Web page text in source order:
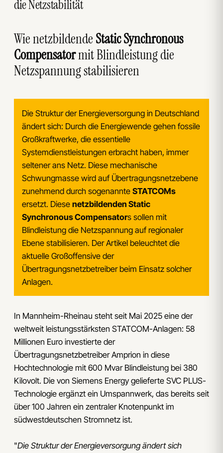
die Netzstabilität
Wie netzbildende Static Synchronous
Compensatormit Blindleistung die
Netzspannung stabilisieren
Die Struktur der Energieversorgung in Deutschland
ändert sich: Durch die Energiewende gehen fossile
Großkraftwerke, die essentielle
Systemdienstleistungen erbracht haben, immer
seltener ans Netz. Diese mechanische
Schwungmasse wird auf Übertragungsnetzebene
zunehmend durch sogenannte STATCOMs
ersetzt. Diese netzbildenden Static
Synchronous Compensators sollen mit
Blindleistung die Netzspannung auf regionaler
Ebene stabilisieren. Der Artikel beleuchtet die
aktuelle Großoffensive der
Übertragungsnetzbetreiber beim Einsatz solcher
Anlagen.
In Mannheim-Rheinau steht seit Mai 2025 eine der
weltweit leistungsstärksten STATCOM-Anlagen: 58
Millionen Euro investierte der
Übertragungsnetzbetreiber Amprion in diese
Hochtechnologie mit 600 Mvar Blindleistung bei 380
Kilovolt. Die von Siemens Energy gelieferte SVC PLUS-
Technologie ergänzt ein Umspannwerk, das bereits seit
über 100 Jahren ein zentraler Knotenpunkt im
südwestdeutschen Stromnetz ist.
"Die Struktur der Energieversorgung ändert sich